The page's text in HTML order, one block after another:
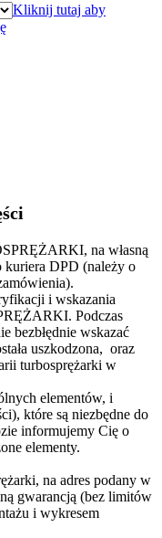
Kliknij tutaj aby
na własną
kuriera DPD (należy o
i wskazania
Podczas
bezbłędnie wskazać
uszkodzona, oraz
turbosprężarki w
elementów, i
które są niezbędne do
informujemy Cię o
elementy.
na adres podany w
gwarancją (bez limitów
i wykresem